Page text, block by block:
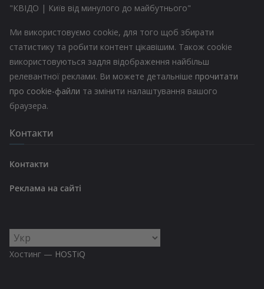
"КВІДО | Київ від минулого до майбутнього"
Ми використовуємо cookie, для того щоб збирати
статистику та робити контент цікавішим. Також cookie
використовуються задля відображення найбільш
релевантної реклами. Ви можете детальніше прочитати
про cookie-файли та змінити налаштування вашого
браузера.
Контакти
Контакти
Реклама на сайті
Вибрати
мову
Хостинг — HOSTiQ